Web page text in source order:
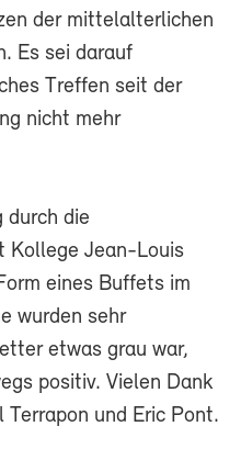
der mittelalterlichen
Es sei darauf
Treffen seit der
nicht mehr
durch die
Jean-Louis
eines Buffets im
wurden sehr
etwas grau war,
positiv. Vielen Dank
und Eric Pont.